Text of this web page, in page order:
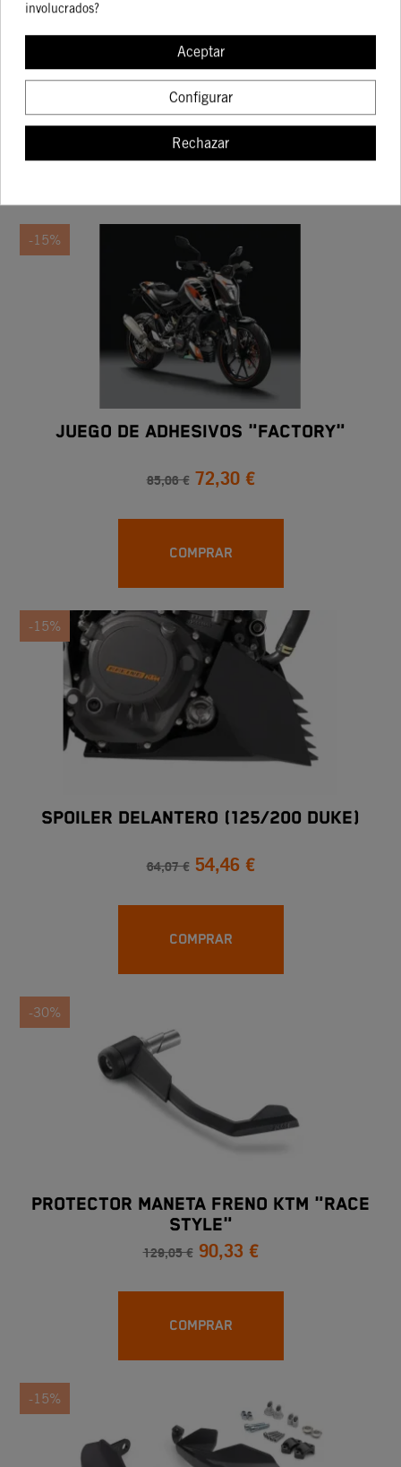
KIT DE ILUMINACIÓN
96,50 € 82,02 €
-15%
JUEGO DE ADHESIVOS "FACTORY"
85,06 € 72,30 €
COMPRAR
-15%
SPOILER DELANTERO (125/200 DUKE)
64,07 € 54,46 €
COMPRAR
-30%
PROTECTOR MANETA FRENO KTM "RACE
STYLE"
129,05 € 90,33 €
COMPRAR
-15%
involucrados?
Aceptar
Configurar
Rechazar